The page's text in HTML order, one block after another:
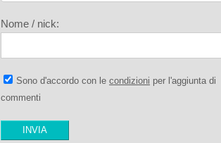
Nome / nick:
Sono d'accordo con le condizioni per l'aggiunta di
commenti